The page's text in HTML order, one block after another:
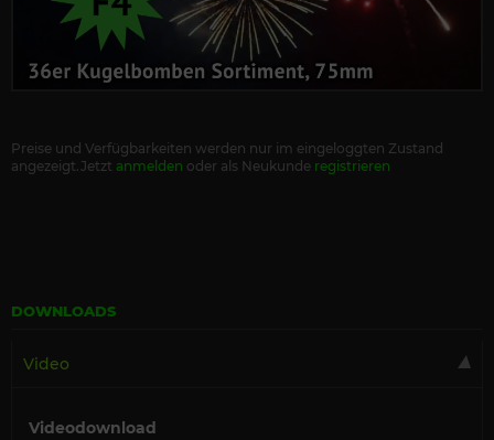
Preise und Verfügbarkeiten werden nur im eingeloggten Zustand
angezeigt.Jetzt anmelden oder als Neukunde registrieren
DOWNLOADS
Video
Videodownload